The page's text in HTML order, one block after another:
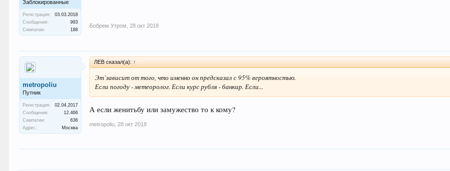
Заблокированные
Регистрация:
03.03.2018
Сообщения:
993
Симпатии:
188
Бобрем Утром 28 окт 2018
metropoliu
Путник
Регистрация:
02.04.2017
Сообщения:
12.466
Симпатии:
636
Адрес:
Москва
ЛEB сказал(а): ↑
Эт`зависит от того, что именно он предсказал с 95% вероятностью.
Если погоду - метеоролог. Если курс рубля - банкир. Если...
А если женитьбу или замужество то к кому?
metropoliu 28 окт 2018